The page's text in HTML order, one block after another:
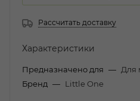
Рассчитать доставку
Характеристики
Предназначено для — Для
Бренд — Little One